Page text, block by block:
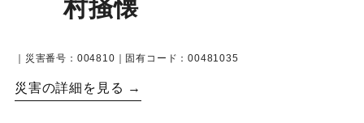
村掻懐
｜災害番号：004810｜固有コード：00481035
災害の詳細を見る →